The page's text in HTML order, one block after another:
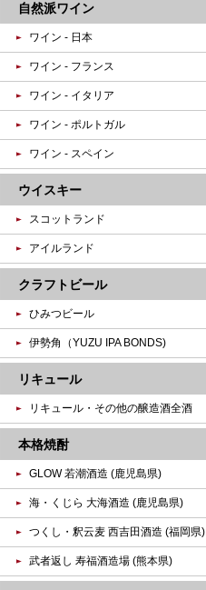
自然派ワイン
ワイン - 日本
ワイン - フランス
ワイン - イタリア
ワイン - ポルトガル
ワイン - スペイン
ウイスキー
スコットランド
アイルランド
クラフトビール
ひみつビール
伊勢角（YUZU IPA BONDS)
リキュール
リキュール・その他の醸造酒全酒
本格焼酎
GLOW 若潮酒造 (鹿児島県)
海・くじら 大海酒造 (鹿児島県)
つくし・釈云麦 西吉田酒造 (福岡県)
武者返し 寿福酒造場 (熊本県)